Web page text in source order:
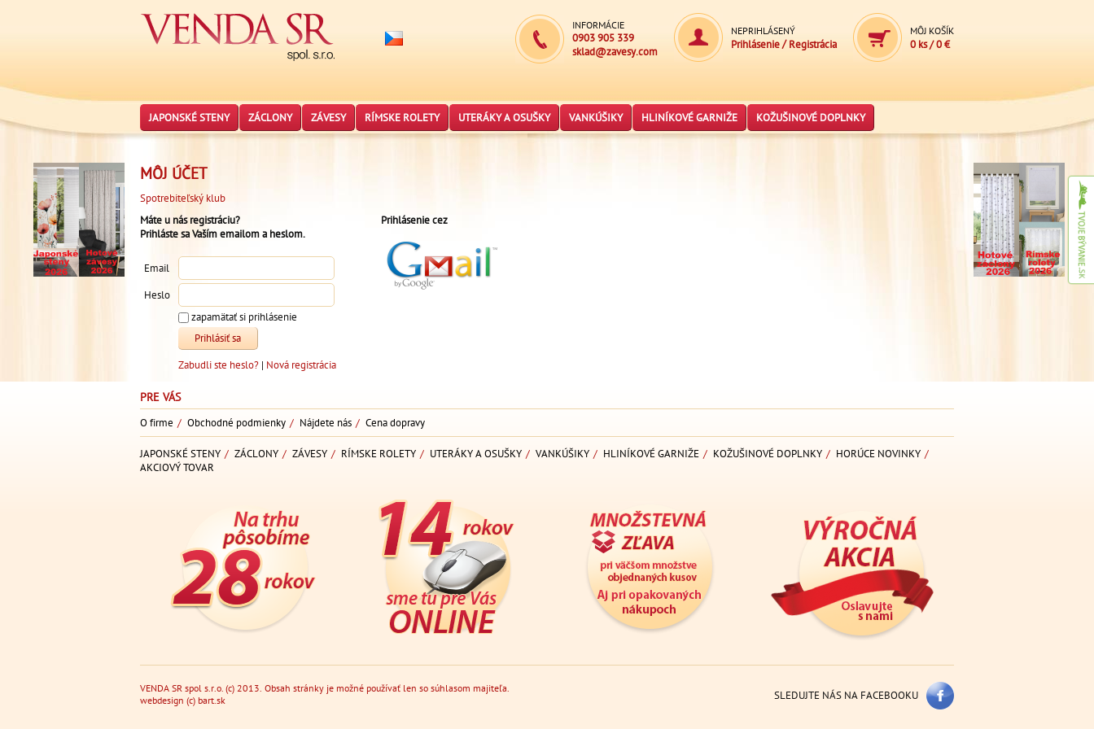
INFORMÁCIE
0903 905 339
sklad@zavesy.com
NEPRIHLÁSENÝ
Prihlásenie/Registrácia
MÔJ KOŠÍK
0 ks/0 €
JAPONSKÉ STENY ZÁCLONY ZÁVESY RÍMSKE ROLETY UTERÁKY A OSUŠKY VANKÚŠIKY HLINÍKOVÉ GARNIŽE KOŽUŠINOVÉ DOPLNKY
MÔJ ÚČET
Spotrebiteľský klub
Máte u nás registráciu?
Prihláste sa Vaším emailom a heslom.
Email
Heslo
zapamätať si prihlásenie
Zabudli ste heslo? | Nová registrácia
Prihlásenie cez
PRE VÁS
O firme / Obchodné podmienky / Nájdete nás / Cena dopravy
JAPONSKÉ STENY / ZÁCLONY / ZÁVESY / RÍMSKE ROLETY / UTERÁKY A OSUŠKY / VANKÚŠIKY / HLINÍKOVÉ GARNIŽE / KOŽUŠINOVÉ DOPLNKY / HORÚCE NOVINKY /
AKCIOVÝ TOVAR
VENDA SR spol s.r.o. (c) 2013. Obsah stránky je možné používať len so súhlasom majiteľa.
webdesign (c) bart.sk SLEDUJTE NÁS NA FACEBOOKU